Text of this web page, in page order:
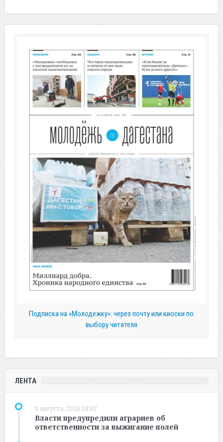
Подписка на «Молодежку»: через почту или киоски по
выбору читателя
ЛЕНТА
8 августа, 2026 18:02
Власти предупредили аграриев об
ответственности за выжигание полей